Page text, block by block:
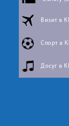
Визит в
Спорт в
Досуг в